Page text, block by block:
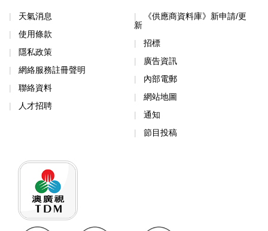
天氣消息
使用條款
隱私政策
網絡服務註冊聲明
聯絡資料
人才招聘
《供應商資料庫》新申請/更
新
招標
廣告資訊
內部電郵
網站地圖
通知
節目投稿